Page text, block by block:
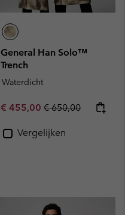
General Han Solo™
Trench
Waterdicht
Sale price:
€ 455,00 Regular price:
€ 650,00
Vergelijken